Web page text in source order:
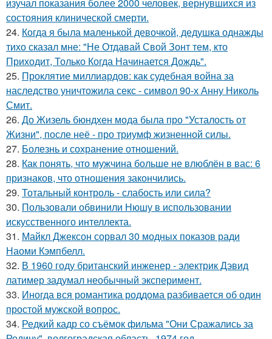
состояния клинической смерти.
24. Когда я была маленькой девочкой, дедушка однажды
тихо сказал мне: "Не Отдавай Свой Зонт тем, кто
Приходит, Только Когда Начинается Дождь".
25. Проклятие миллиардов: как судебная война за
наследство уничтожила секс - символ 90-х Анну Николь
Смит.
26. До Жизель бюндхен мода была про "Усталость от
Жизни", после неё - про триумф жизненной силы.
27. Болезнь и сохранение отношений.
28. Как понять, что мужчина больше не влюблён в вас: 6
признаков, что отношения закончились.
29. Тотальный контроль - слабость или сила?
30. Пользовали обвинили Нюшу в использовании
искусственного интеллекта.
31. Майкл Джексон сорвал 30 модных показов ради
Наоми Кэмпбелл.
32. В 1960 году британский инженер - электрик Дэвид
латимер задумал необычный эксперимент.
33. Иногда вся романтика роддома разбивается об один
простой мужской вопрос.
34. Редкий кадр со съёмок фильма "Они Сражались за